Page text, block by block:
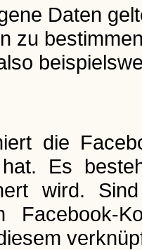
Daten
zu
die
Es
wird.
Facebook-